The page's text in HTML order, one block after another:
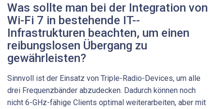
Was sollte man bei der Integration von
Wi-Fi 7 in bestehende IT-­
Infrastrukturen beachten, um einen
reibungslosen Übergang zu
gewährleisten?
Sinnvoll ist der Einsatz von Triple-Radio-Devices, um alle
drei Frequenzbänder abzudecken. Dadurch können noch
nicht 6-GHz-fähige Clients optimal weiterarbeiten, aber mit